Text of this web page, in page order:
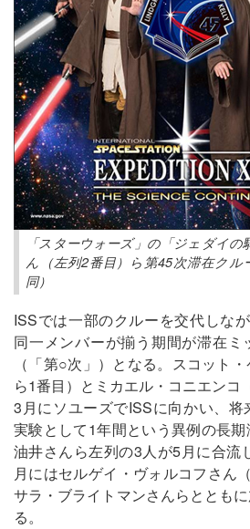
「スターウォーズ」の「ジェダイの
ん（左列2番目）ら第45次滞在クル
同）
ISSでは一部のクルーを交代しな
同一メンバーが揃う期間が滞在ミ
（「第○次」）となる。スコット
ら1番目）とミカエル・コニエンコ
3月にソユーズでISSに向かい、将
実験として1年間という異例の長
油井さんら左列の3人が5月に合流
月にはセルゲイ・ヴォルコフさん
サラ・ブライトマンさんらととも
る。